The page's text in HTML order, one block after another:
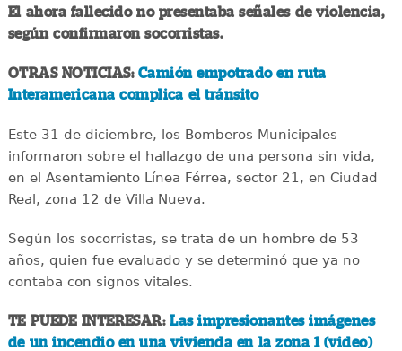
El ahora fallecido no presentaba señales de violencia,
según confirmaron socorristas.
OTRAS NOTICIAS: Camión empotrado en ruta
Interamericana complica el tránsito
Este 31 de diciembre, los Bomberos Municipales
informaron sobre el hallazgo de una persona sin vida,
en el Asentamiento Línea Férrea, sector 21, en Ciudad
Real, zona 12 de Villa Nueva.
Según los socorristas, se trata de un hombre de 53
años, quien fue evaluado y se determinó que ya no
contaba con signos vitales.
TE PUEDE INTERESAR:Las impresionantes imágenes
de un incendio en una vivienda en la zona 1 (video)